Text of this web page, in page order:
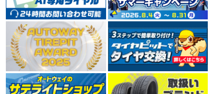
世界的大手タイヤメーカーDUNLOP（ダンロップ）。 1
909年に日本でゴム製品の製造を開始し、1913年には日
本初となる自動車用タイヤを製造しました。 ハイドロプ
レーニング現象の解明や新技術の開発など、 常に利用者
へ安全を提供するために惜しみない努力を傾注していま
す。
総合評価：
137件 4.49
BRIDGESTONE
ブリヂストン